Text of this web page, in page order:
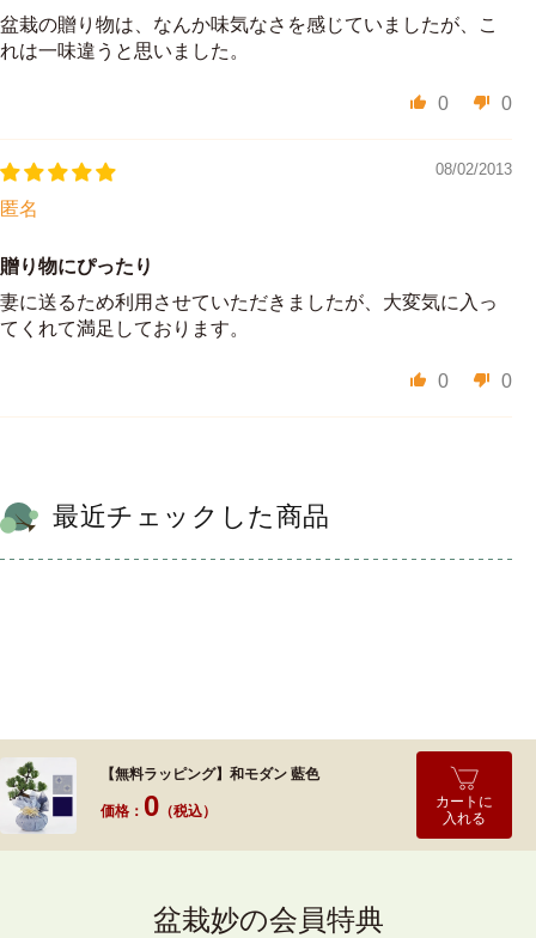
盆栽の贈り物は、なんか味気なさを感じていましたが、こ
れは一味違うと思いました。
0 0
08/02/2013
匿名
贈り物にぴったり
妻に送るため利用させていただきましたが、大変気に入っ
てくれて満足しております。
0 0
最近チェックした商品
【無料ラッピング】和モダン 藍色
価格： 0 （税込）
カートに
入れる
盆栽妙の会員特典